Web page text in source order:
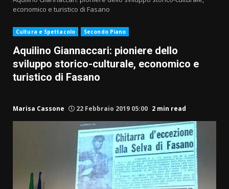
economico e turistico di Fasano
Cultura e Spettacolo Secondo Piano
Aquilino Giannaccari: pioniere dello
sviluppo storico-culturale, economico e
turistico di Fasano
Marisa Cassone 22 Febbraio 2019 05:00 2 min read